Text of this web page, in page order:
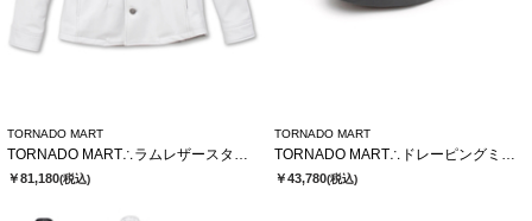
TORNADO MART
￥81,180(税込)
TORNADO MART
￥43,780(税込)